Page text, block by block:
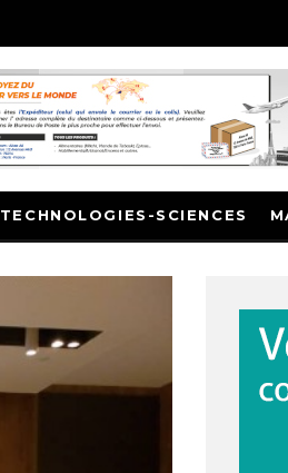
TECHNOLOGIES-SCIENCES